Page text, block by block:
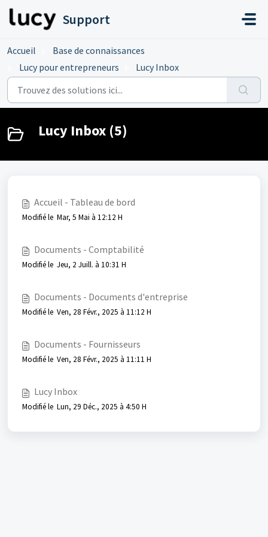
Support
Accueil
Base de connaissances
Lucy pour entrepreneurs
Lucy Inbox
Lucy Inbox (5)
Accueil - Tableau de bord
Modifié le Mar, 5 Mai à 12:12 H
Documents - Comptabilité
Modifié le Jeu, 2 Juill. à 10:31 H
Documents - Documents d'entreprise
Modifié le Ven, 28 Févr., 2025 à 11:12 H
Documents - Fournisseurs
Modifié le Ven, 28 Févr., 2025 à 11:11 H
Lucy Inbox
Modifié le Lun, 29 Déc., 2025 à 4:50 H